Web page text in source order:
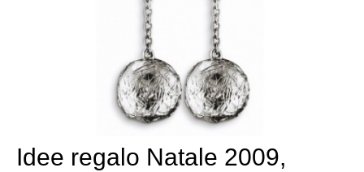
Idee regalo Natale 2009,